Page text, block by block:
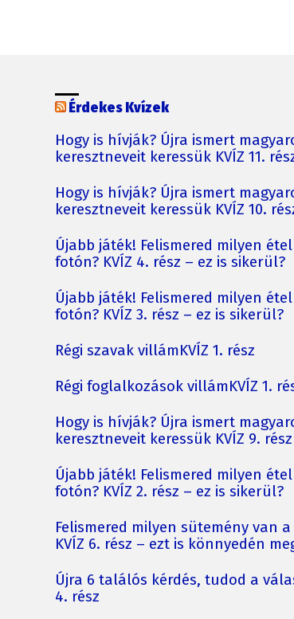
Érdekes Kvízek
Hogy is hívják? Újra ismert
keresztneveit keressük KVÍZ 11.
Hogy is hívják? Újra ismert
keresztneveit keressük KVÍZ 10.
Újabb játék! Felismered milyen
fotón? KVÍZ 4. rész – ez is sikerül?
Újabb játék! Felismered milyen
fotón? KVÍZ 3. rész – ez is sikerül?
Régi szavak villámKVÍZ 1. rész
Régi foglalkozások villámKVÍZ 1.
Hogy is hívják? Újra ismert
keresztneveit keressük KVÍZ 9. rész
Újabb játék! Felismered milyen
fotón? KVÍZ 2. rész – ez is sikerül?
Felismered milyen sütemény van
KVÍZ 6. rész – ezt is könnyedén
Újra 6 találós kérdés, tudod a
4. rész